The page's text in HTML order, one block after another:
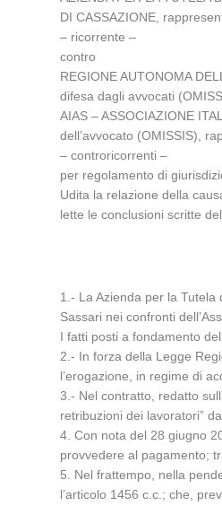
DI CASSAZIONE,
– ricorrente –
contro
REGIONE AUTONOMA
difesa dagli avvocati
AIAS – ASSOCIAZIONE
dell’avvocato (OMISSIS),
– controricorrenti –
per regolamento di
Udita la relazione della
lette le conclusioni scritte
1.- La Azienda per la
Sassari nei confronti
I fatti posti a fondamento
2.- In forza della Legge
l’erogazione, in regime di
3.- Nel contratto, redatto
retribuzioni dei lavoratori”
4. Con nota del 28 giugno
provvedere al pagamento;
5. Nel frattempo, nella
l’articolo 1456 c.c.; che,